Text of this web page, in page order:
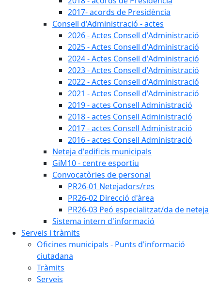
2017- acords de Presidència
Consell d'Administració - actes
2026 - Actes Consell d'Administració
2025 - Actes Consell d'Administració
2024 - Actes Consell d'Administració
2023 - Actes Consell d'Administració
2022 - Actes Consell d'Administració
2021 - Actes Consell d'Administració
2019 - actes Consell Administració
2018 - actes Consell Administració
2017 - actes Consell Administració
2016 - actes Consell Administració
Neteja d'edificis municipals
GiM10 - centre esportiu
Convocatòries de personal
PR26-01 Netejadors/res
PR26-02 Direcció d'àrea
PR26-03 Peó especialitzat/da de neteja
Sistema intern d'informació
Serveis i tràmits
Oficines municipals - Punts d'informació
ciutadana
Tràmits
Serveis